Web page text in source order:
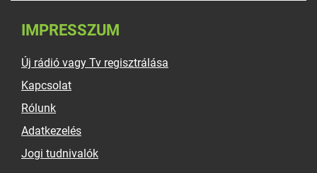
IMPRESSZUM
Új rádió vagy Tv regisztrálása
Kapcsolat
Rólunk
Adatkezelés
Jogi tudnivalók